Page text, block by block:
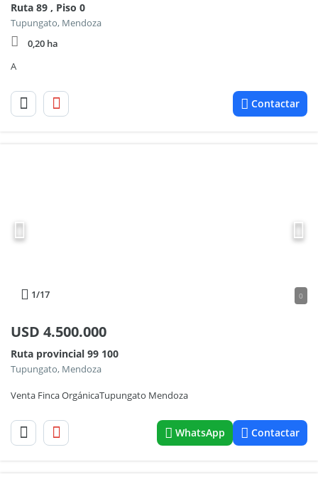
Ruta 89 , Piso 0
Tupungato, Mendoza
0,20 ha
A
Contactar
1/17 0
USD 4.500.000
Ruta provincial 99 100
Tupungato, Mendoza
Venta Finca OrgánicaTupungato Mendoza
WhatsApp Contactar